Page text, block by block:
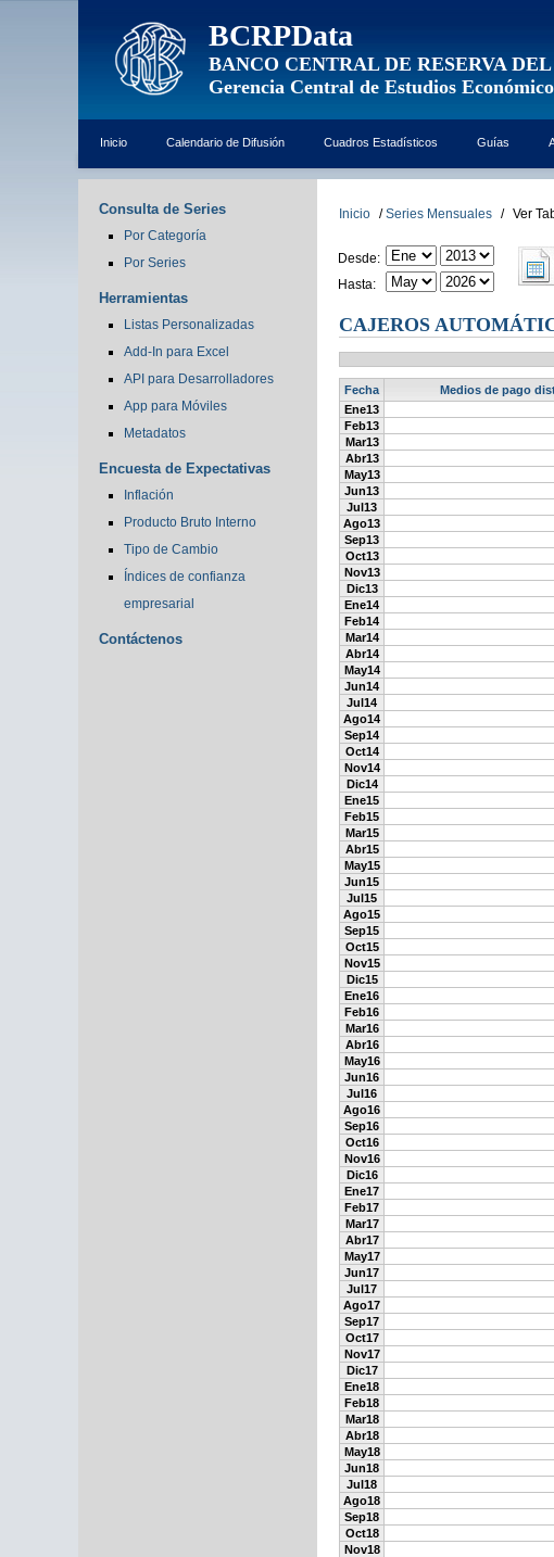
BCRPData
BANCO CENTRAL DE RESERVA
Gerencia Central de Estudios
Inicio Calendario de Difusión Cuadros Estadísticos Guías
Consulta de Series
Por Categoría
Por Series
Herramientas
Listas Personalizadas
Add-In para Excel
API para Desarrolladores
App para Móviles
Metadatos
Encuesta de Expectativas
Inflación
Producto Bruto Interno
Tipo de Cambio
Índices de confianza
empresarial
Contáctenos
Inicio / Series Mensuales / Ver
Desde:
Hasta:
CAJEROS
Fecha
Medios de pago
Ene13
Feb13
Mar13
Abr13
May13
Jun13
Jul13
Ago13
Sep13
Oct13
Nov13
Dic13
Ene14
Feb14
Mar14
Abr14
May14
Jun14
Jul14
Ago14
Sep14
Oct14
Nov14
Dic14
Ene15
Feb15
Mar15
Abr15
May15
Jun15
Jul15
Ago15
Sep15
Oct15
Nov15
Dic15
Ene16
Feb16
Mar16
Abr16
May16
Jun16
Jul16
Ago16
Sep16
Oct16
Nov16
Dic16
Ene17
Feb17
Mar17
Abr17
May17
Jun17
Jul17
Ago17
Sep17
Oct17
Nov17
Dic17
Ene18
Feb18
Mar18
Abr18
May18
Jun18
Jul18
Ago18
Sep18
Oct18
Nov18